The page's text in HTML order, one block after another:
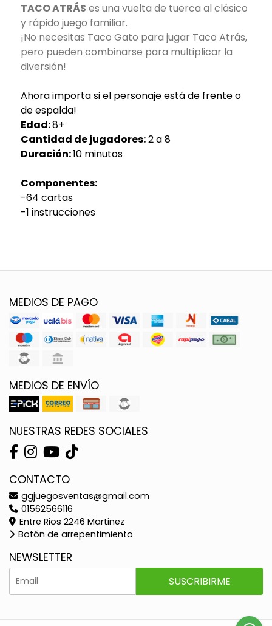
TACO ATRÁS es una vuelta de tuerca al clásico
y rápido juego familiar.
¡No necesitas Taco Gato para jugar Taco Atrás,
pero pueden combinarse para multiplicar la
diversión!
Ahora importa si el personaje está de frente o
de espalda!
Edad:8+
Cantidad de jugadores:2 a 8
Duración:10 minutos
Componentes:
-64 cartas
-1 instrucciones
MEDIOS DE PAGO
MEDIOS DE ENVÍO
NUESTRAS REDES SOCIALES
CONTACTO
ggjuegosventas@gmail.com
01562566116
Entre Rios 2246 Martinez
Botón de arrepentimiento
NEWSLETTER
SUSCRIBIRME